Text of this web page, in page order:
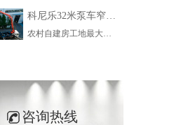
科尼乐32米泵车窄巷施工优势解析
农村自建房工地最大的特点就是空间受限，巷道窄、院落小、障碍物多。市面上多数常规泵车车身尺寸大、支腿跨度宽，往往出现能进村、进不了院、进院不能施工的尴尬情况，最后只能人工接管浇筑，施工慢、人工贵、甲方满意度低。想要拿下乡镇窄场活源，设备的窄巷适配能力是关键，科尼乐32米泵车针对性优化狭小场地性能，完美适配农村复杂工况。
咨询热线